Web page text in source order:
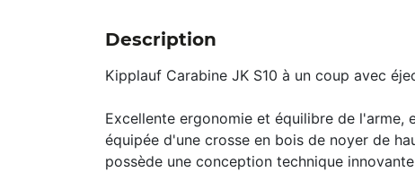
Description
Kipplauf Carabine JK S10 à un coup avec
Excellente ergonomie et équilibre de l'arme,
équipée d'une crosse en bois de noyer de
possède une conception technique